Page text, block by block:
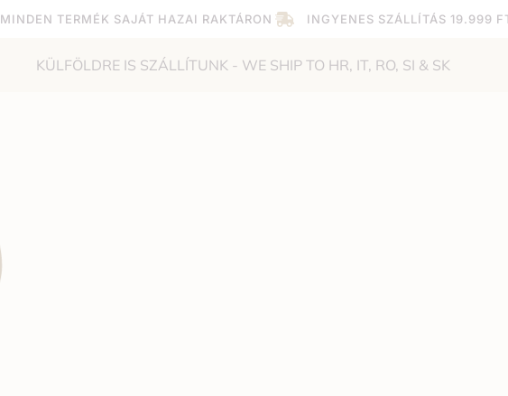
MINDEN TERMÉK SAJÁT HAZAI RAKTÁRON INGYENES SZÁLLÍTÁS 19.999
KÜLFÖLDRE IS SZÁLLÍTUNK - WE SHIP TO HR, IT, RO, SI & SK